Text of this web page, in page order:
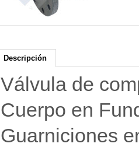
Descripción
Válvula de
Cuerpo en
Guarniciones